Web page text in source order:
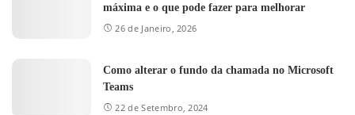
máxima e o que pode fazer para melhorar
26 de Janeiro, 2026
Como alterar o fundo da chamada no Microsoft
Teams
22 de Setembro, 2024